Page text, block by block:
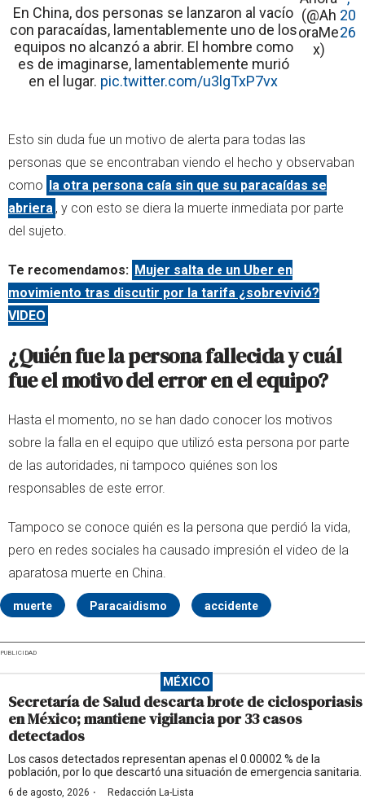
En China, dos personas se lanzaron al vacío
con paracaídas, lamentablemente uno de los
equipos no alcanzó a abrir. El hombre como
es de imaginarse, lamentablemente murió
en el lugar. pic.twitter.com/u3lgTxP7vx
(@Ah
oraMe
x)
20
26
Esto sin duda fue un motivo de alerta para todas las
personas que se encontraban viendo el hecho y observaban
como la otra persona caía sin que su paracaídas se
abriera , y con esto se diera la muerte inmediata por parte
del sujeto.
Te recomendamos: Mujer salta de un Uber en
movimiento tras discutir por la tarifa ¿sobrevivió?
VIDEO
¿Quién fue la persona fallecida y cuál
fue el motivo del error en el equipo?
Hasta el momento, no se han dado conocer los motivos
sobre la falla en el equipo que utilizó esta persona por parte
de las autoridades, ni tampoco quiénes son los
responsables de este error.
Tampoco se conoce quién es la persona que perdió la vida,
pero en redes sociales ha causado impresión el video de la
aparatosa muerte en China.
muerte Paracaidismo accidente
PUBLICIDAD
MÉXICO
Secretaría de Salud descarta brote de ciclosporiasis
en México; mantiene vigilancia por 33 casos
detectados
Los casos detectados representan apenas el 0.00002 % de la
población, por lo que descartó una situación de emergencia sanitaria.
6 de agosto, 2026 · Redacción La-Lista